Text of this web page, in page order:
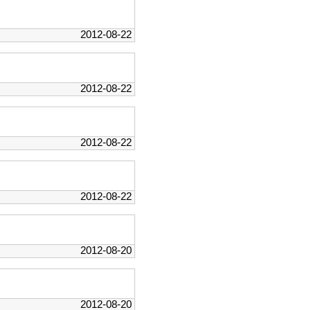
2012-08-22
2012-08-22
2012-08-22
2012-08-22
2012-08-20
2012-08-20